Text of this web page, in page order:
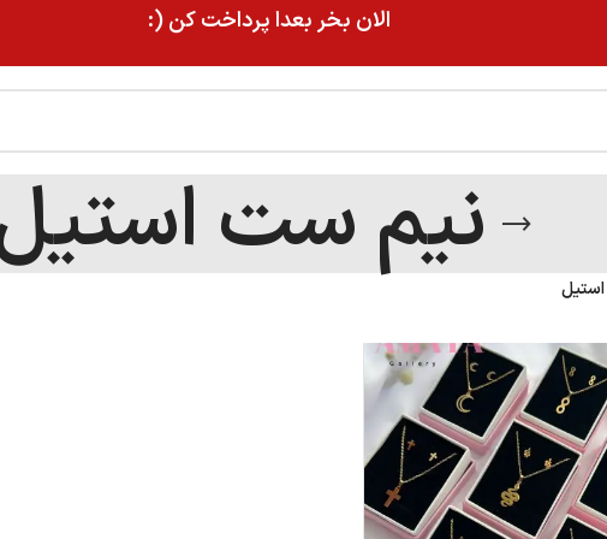
الان بخر بعدا پرداخت کن (:
نیم ست